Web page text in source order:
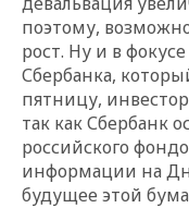
поэтому,
рост. Ну и в
Сбербанка,
пятницу,
так как Сбербанк
российского
информации на
будущее этой